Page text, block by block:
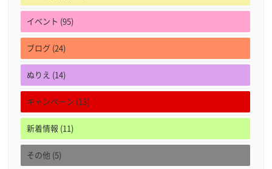
イベント (95)
ブログ (24)
ぬりえ (14)
キャンペーン (13)
新着情報 (11)
その他 (5)